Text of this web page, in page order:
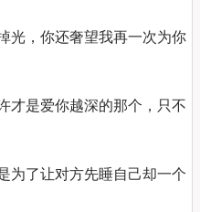
光，你还奢望我再一次为你
才是爱你越深的那个，只不
为了让对方先睡自己却一个